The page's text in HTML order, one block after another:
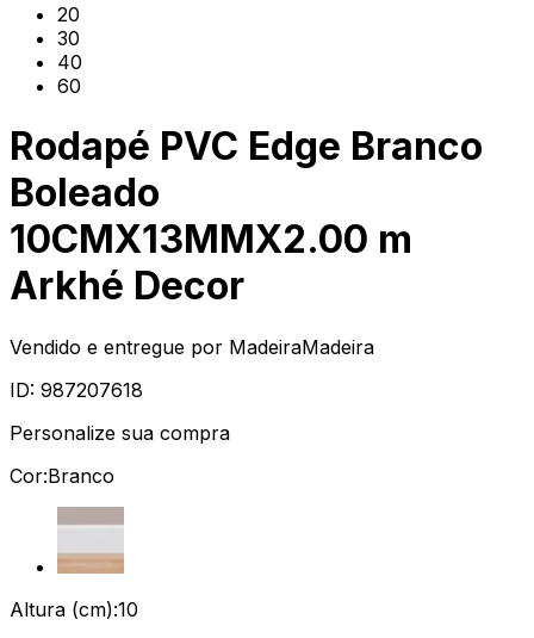
20
30
40
60
Rodapé PVC Edge Branco
Boleado
10CMX13MMX2.00 m
Arkhé Decor
Vendido e entregue por MadeiraMadeira
ID: 987207618
Personalize sua compra
Cor:Branco
Altura (cm):10